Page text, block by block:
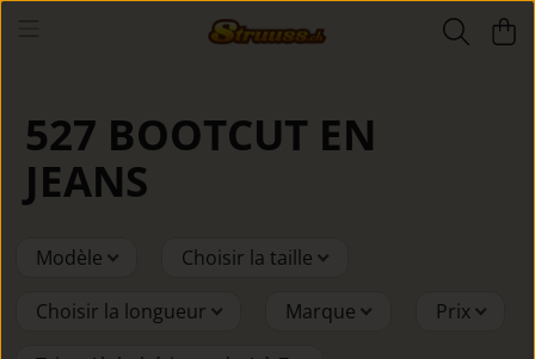
527 BOOTCUT EN
JEANS
Modèle Choisir la taille
Choisir la longueur Marque Prix